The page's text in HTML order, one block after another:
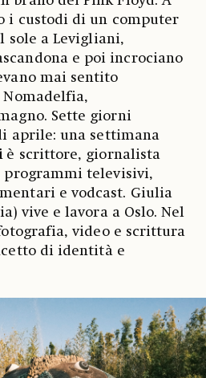
i custodi di un computer
sole a Levigliani,
e poi incrociano
mai sentito
Sette giorni
aprile: una settimana
è scrittore, giornalista
televisivi,
e vodcast. Giulia
vive e lavora a Oslo. Nel
video e scrittura
di identità e